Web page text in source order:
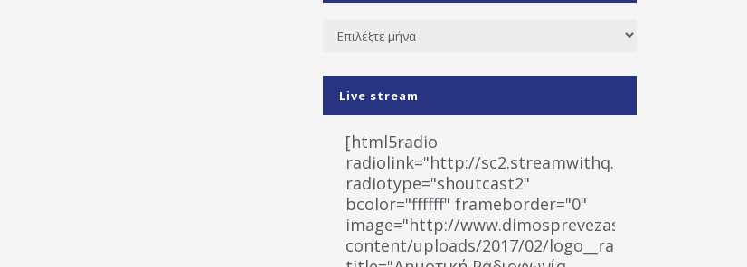
Ιστορικό
Live stream
[html5radio
radiolink="http://sc2.streamwithq.com:8028/
radiotype="shoutcast2"
bcolor="ffffff" frameborder="0"
image="http://www.dimosprevezas.gr/wp-
content/uploads/2017/02/logo__radiofonias.jpg"